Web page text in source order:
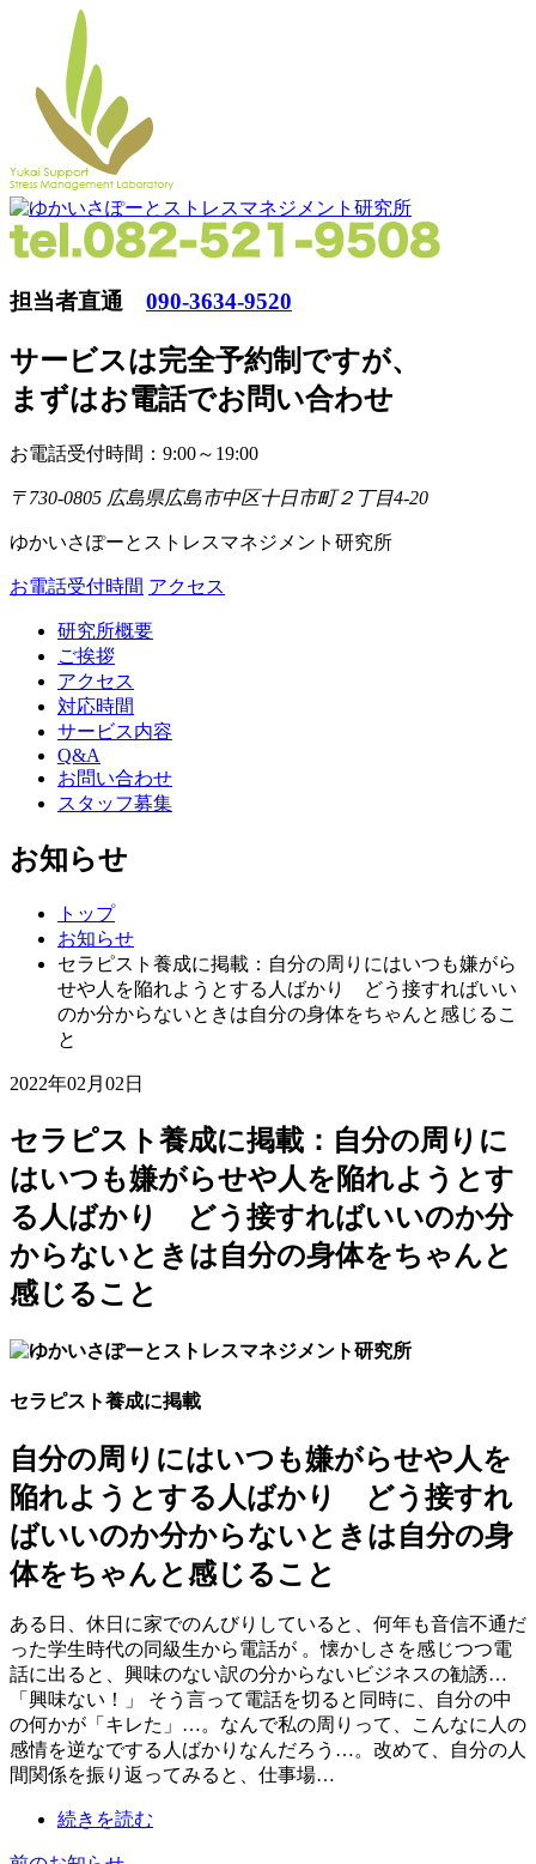
担当者直通 090-3634-9520
サービスは完全予約制ですが、
まずはお電話でお問い合わせ
お電話受付時間：9:00～19:00
〒730-0805 広島県広島市中区十日市町２丁目4-20
ゆかいさぽーとストレスマネジメント研究所
お電話受付時間 アクセス
研究所概要
ご挨拶
アクセス
対応時間
サービス内容
Q&A
お問い合わせ
スタッフ募集
お知らせ
トップ
お知らせ
セラピスト養成に掲載：自分の周りにはいつも嫌がら
せや人を陥れようとする人ばかり どう接すればいい
のか分からないときは自分の身体をちゃんと感じるこ
と
2022年02月02日
セラピスト養成に掲載：自分の周りに
はいつも嫌がらせや人を陥れようとす
る人ばかり どう接すればいいのか分
からないときは自分の身体をちゃんと
感じること
セラピスト養成に掲載
自分の周りにはいつも嫌がらせや人を
陥れようとする人ばかり どう接すれ
ばいいのか分からないときは自分の身
体をちゃんと感じること
ある日、休日に家でのんびりしていると、何年も音信不通だ
った学生時代の同級生から電話が 。懐かしさを感じつつ電
話に出ると、興味のない訳の分からないビジネスの勧誘…
「興味ない！」 そう言って電話を切ると同時に、自分の中
の何かが「キレた」…。なんで私の周りって、こんなに人の
感情を逆なでする人ばかりなんだろう…。改めて、自分の人
間関係を振り返ってみると、仕事場…
続きを読む